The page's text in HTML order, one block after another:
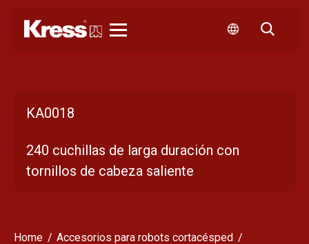
KA0018
240 cuchillas de larga duración con
tornillos de cabeza saliente
Home
Accesorios para robots cortacésped